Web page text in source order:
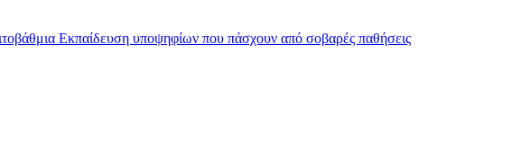
Εκπαίδευση υποψηφίων που πάσχουν από σοβαρές παθήσεις